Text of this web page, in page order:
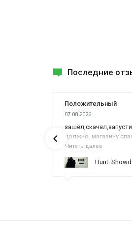
Последние
Положительный
07.08.2026
должно, магазину
наше время,нервы и
всех только вы и
Читать далее
Hunt: